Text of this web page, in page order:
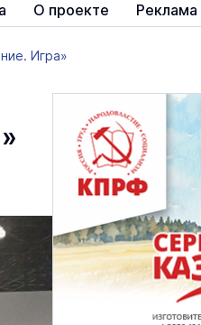
О проекте Реклама
Игра»